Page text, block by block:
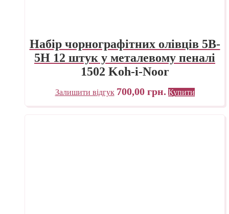
Набір чорнографітних олівців 5B-
5H 12 штук у металевому пеналі
1502 Koh-i-Noor
Залишити відгук 700,00 грн. Купити